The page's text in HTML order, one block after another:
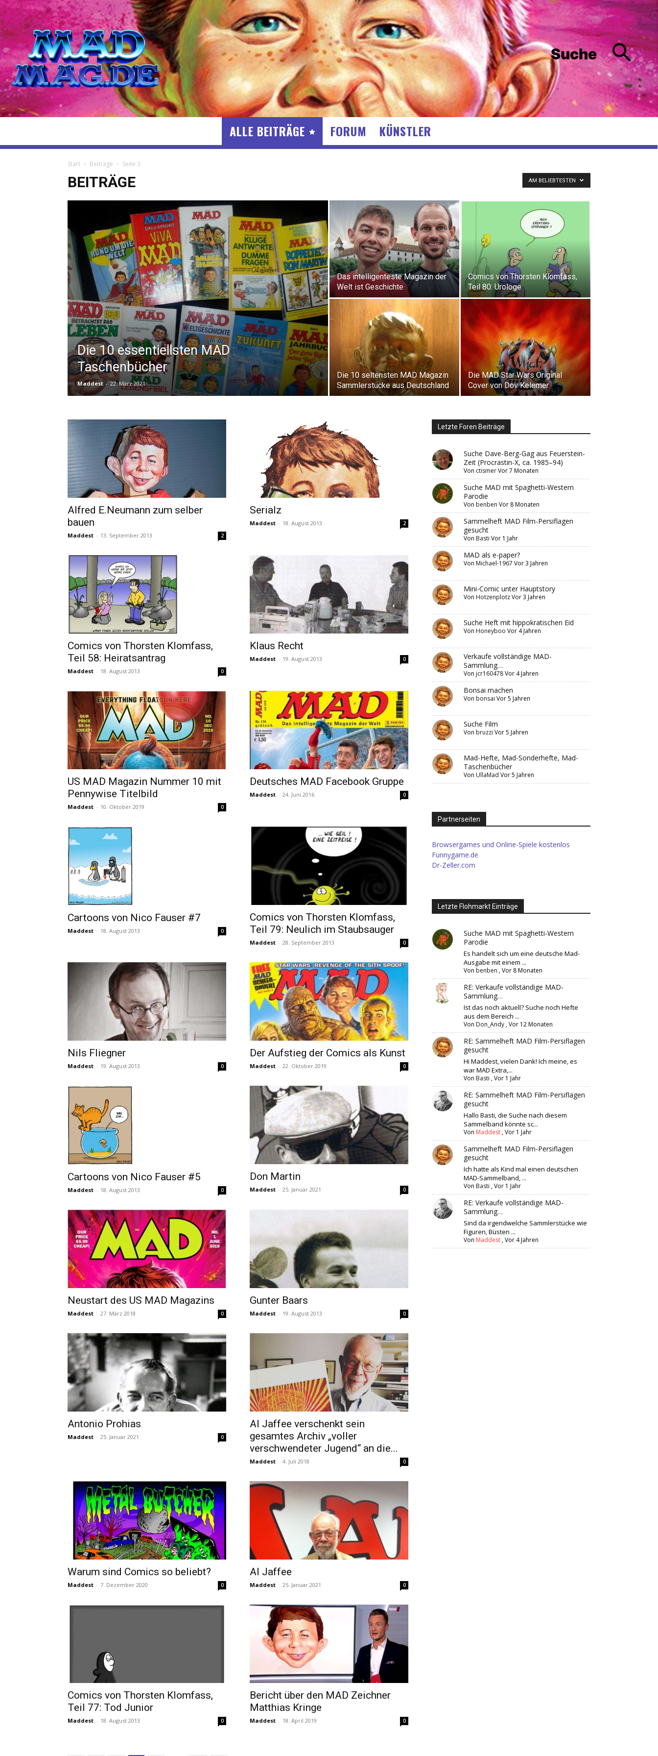
Suche
ALLE BEITRÄGE FORUM KÜNSTLER
Start Beiträge Seite 3
BEITRÄGE AM BELIEBTESTEN
Die 10 essentiellsten MAD
Taschenbücher
Maddest - 22. März 2021
Das intelligenteste Magazin der
Welt ist Geschichte
Comics von Thorsten Klomfass,
Teil 80: Urologe
Die 10 seltensten MAD Magazin
Sammlerstücke aus Deutschland
Die MAD Star Wars Original
Cover von Dov Kelemer
Alfred E.Neumann zum selber
bauen
Maddest - 13. September 2013 2
Serialz
Maddest - 18. August 2013 2
Comics von Thorsten Klomfass,
Teil 58: Heiratsantrag
Maddest - 18. August 2013 0
Klaus Recht
Maddest - 19. August 2013 0
US MAD Magazin Nummer 10 mit
Pennywise Titelbild
Maddest - 10. Oktober 2019 0
Deutsches MAD Facebook Gruppe
Maddest - 24. Juni 2016 0
Cartoons von Nico Fauser #7
Maddest - 18. August 2013 0
Comics von Thorsten Klomfass,
Teil 79: Neulich im Staubsauger
Maddest - 28. September 2013 0
Nils Fliegner
Maddest - 19. August 2013 0
Der Aufstieg der Comics als Kunst
Maddest - 22. Oktober 2019 0
Cartoons von Nico Fauser #5
Maddest - 18. August 2013 0
Don Martin
Maddest - 25. Januar 2021 0
Neustart des US MAD Magazins
Maddest - 27. März 2018 0
Gunter Baars
Maddest - 19. August 2013 0
Antonio Prohias
Maddest - 25. Januar 2021 0
Al Jaffee verschenkt sein
gesamtes Archiv „voller
verschwendeter Jugend“ an die...
Maddest - 4. Juli 2018 0
Warum sind Comics so beliebt?
Maddest - 7. Dezember 2020 0
Al Jaffee
Maddest - 25. Januar 2021 0
Comics von Thorsten Klomfass,
Teil 77: Tod Junior
Maddest - 18. August 2013 0
Bericht über den MAD Zeichner
Matthias Kringe
Maddest - 18. April 2019 0
Letzte Foren Beiträge
Suche Dave-Berg-Gag aus Feuerstein-
Zeit (Procrastin-X, ca. 1985–94)
Von ctismer Vor 7 Monaten
Suche MAD mit Spaghetti-Western
Parodie
Von benben Vor 8 Monaten
Sammelheft MAD Film-Persiflagen
gesucht
Von Basti Vor 1 Jahr
MAD als e-paper?
Von Michael-1967 Vor 3 Jahren
Mini-Comic unter Hauptstory
Von Hotzenplotz Vor 3 Jahren
Suche Heft mit hippokratischen Eid
Von Honeyboo Vor 4 Jahren
Verkaufe vollständige MAD-
Sammlung…
Von jcr160478 Vor 4 Jahren
Bonsai machen
Von bonsai Vor 5 Jahren
Suche Film
Von bruzzi Vor 5 Jahren
Mad-Hefte, Mad-Sonderhefte, Mad-
Taschenbücher
Von UllaMad Vor 5 Jahren
Partnerseiten
Browsergames und Online-Spiele kostenlos
Funnygame.de
Dr-Zeller.com
Letzte Flohmarkt Einträge
Suche MAD mit Spaghetti-Western
Parodie
Es handelt sich um eine deutsche Mad-
Ausgabe mit einem ...
Von benben ,Vor 8 Monaten
RE: Verkaufe vollständige MAD-
Sammlung…
Ist das noch aktuell? Suche noch Hefte
aus dem Bereich ...
Von Don_Andy ,Vor 12 Monaten
RE: Sammelheft MAD Film-Persiflagen
gesucht
Hi Maddest, vielen Dank! Ich meine, es
war MAD Extra,...
Von Basti ,Vor 1 Jahr
RE: Sammelheft MAD Film-Persiflagen
gesucht
Hallo Basti, die Suche nach diesem
Sammelband könnte sc...
Von Maddest ,Vor 1 Jahr
Sammelheft MAD Film-Persiflagen
gesucht
Ich hatte als Kind mal einen deutschen
MAD-Sammelband, ...
Von Basti ,Vor 1 Jahr
RE: Verkaufe vollständige MAD-
Sammlung…
Sind da irgendwelche Sammlerstücke wie
Figuren, Büsten ...
Von Maddest ,Vor 4 Jahren